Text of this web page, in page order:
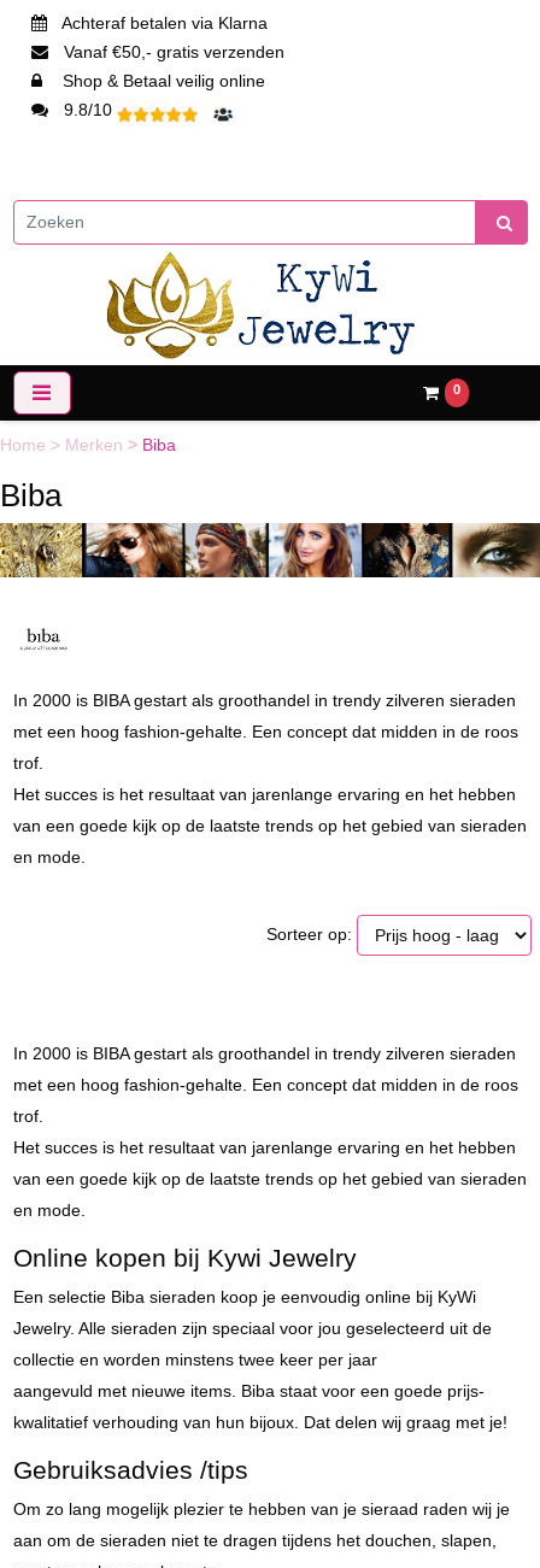
Achteraf betalen via Klarna
Vanaf €50,- gratis verzenden
Shop & Betaal veilig online
9.8/10
0
Home > Merken > Biba
Biba
In 2000 is BIBA gestart als groothandel in trendy zilveren sieraden
met een hoog fashion-gehalte. Een concept dat midden in de roos
trof.
Het succes is het resultaat van jarenlange ervaring en het hebben
van een goede kijk op de laatste trends op het gebied van sieraden
en mode.
Sorteer op:
In 2000 is BIBA gestart als groothandel in trendy zilveren sieraden
met een hoog fashion-gehalte. Een concept dat midden in de roos
trof.
Het succes is het resultaat van jarenlange ervaring en het hebben
van een goede kijk op de laatste trends op het gebied van sieraden
en mode.
Online kopen bij Kywi Jewelry
Een selectie Biba sieraden koop je eenvoudig online bij KyWi
Jewelry. Alle sieraden zijn speciaal voor jou geselecteerd uit de
collectie en worden minstens twee keer per jaar
aangevuld met nieuwe items. Biba staat voor een goede prijs-
kwalitatief verhouding van hun bijoux. Dat delen wij graag met je!
Gebruiksadvies /tips
Om zo lang mogelijk plezier te hebben van je sieraad raden wij je
aan om de sieraden niet te dragen tijdens het douchen, slapen,